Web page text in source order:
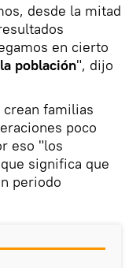
desde la mitad
en cierto
población", dijo
familias
poco
eso "los
significa que
periodo